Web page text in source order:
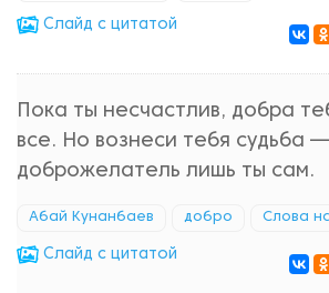
Cлайд с цитатой
Пока ты несчастлив, добра
все. Но вознеси тебя судьба
доброжелатель лишь ты сам.
Абай Кунанбаев добро Слова
Cлайд с цитатой